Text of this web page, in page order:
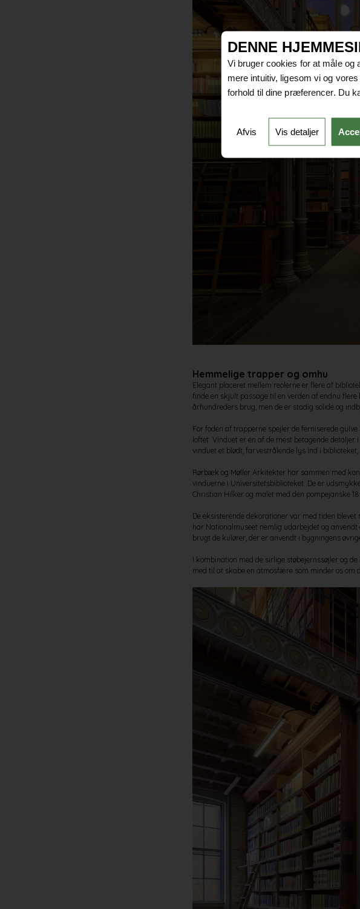
Hemmelige trapper og omhu
Elegant placeret mellem reolerne er flere af
finde en skjult passage til en verden af endnu
århundreders brug, men de er stadig solide og
For foden af trapperne spejler de ferniserede
loftet. Vinduet er en af de mest betagende
vinduet et blødt, farvestrålende lys ind i
Rørbæk og Møller Arkitekter har sammen med
vinduerne i Universitetsbiblioteket. De er
Christian Hilker og malet med den pompejanske
De eksisterende dekorationer var med tiden
har Nationalmuseet nemlig udarbejdet og
brugt de kulører, der er anvendt i bygningens
I kombination med de sirlige støbejernssøjler og
med til at skabe en atmosfære som minder os om
DENNE
Vi bruger cookies for at måle
mere intuitiv, ligesom vi og
forhold til dine præferencer. Du
Afvis Vis detaljer